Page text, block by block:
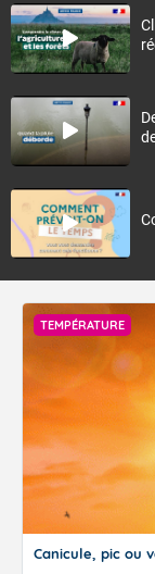
TEMPÉRATURE
Canicule, pic ou